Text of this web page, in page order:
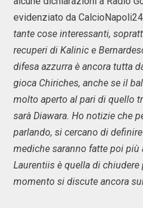
evidenziato da
tante cose interessanti,
recuperi di Kalinic e
difesa azzurra è ancora tutta
gioca Chiriches, anche se il
molto aperto al pari di quello
sarà Diawara. Ho notizie che
parlando, si cercano di
mediche saranno fatte poi più
Laurentiis è quella di
momento si discute ancora